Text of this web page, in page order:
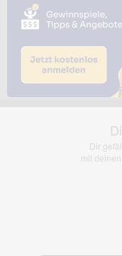
Das dargestellte Bild
übernimmt keinerlei
jedoch bei
Dir
mit